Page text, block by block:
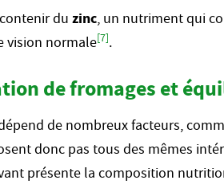
du zinc, un nutriment qui
vision normale[7].
de fromages et
de nombreux facteurs,
donc pas tous des mêmes
présente la composition